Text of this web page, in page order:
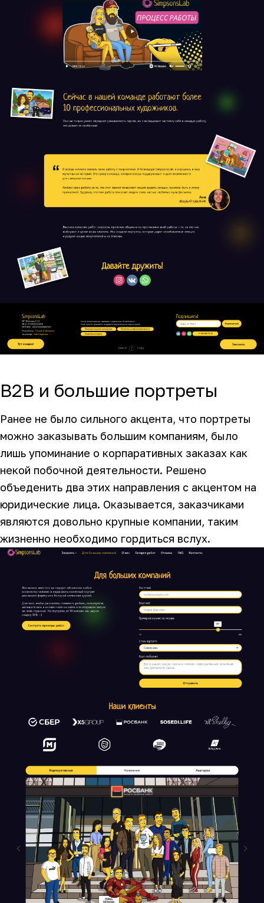
B2B и большие портреты
Ранее не было сильного акцента, что портреты
можно заказывать большим компаниям, было
лишь упоминание о корпаративных заказах как
некой побочной деятельности. Решено
объеденить два этих направления с акцентом на
юридические лица. Оказывается, заказчиками
являются довольно крупные компании, таким
жизненно необходимо гордиться вслух.